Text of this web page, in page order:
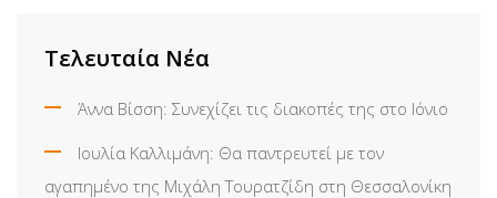
Τελευταία Νέα
Άννα Βίσση: Συνεχίζει τις διακοπές της στο Ιόνιο
Ιουλία Καλλιμάνη: Θα παντρευτεί με τον
αγαπημένο της Μιχάλη Τουρατζίδη στη Θεσσαλονίκη